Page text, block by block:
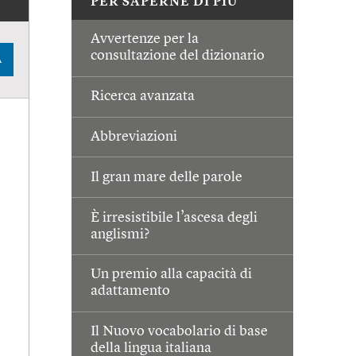
Avvertenze per la
consultazione del dizionario
Ricerca avanzata
Abbreviazioni
Il gran mare delle parole
È irresistibile l’ascesa degli
anglismi?
Un premio alla capacità di
adattamento
Il Nuovo vocabolario di base
della lingua italiana